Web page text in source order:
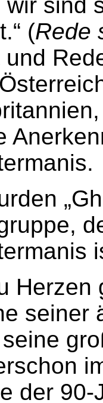
(Rede
Herzen
seiner
der